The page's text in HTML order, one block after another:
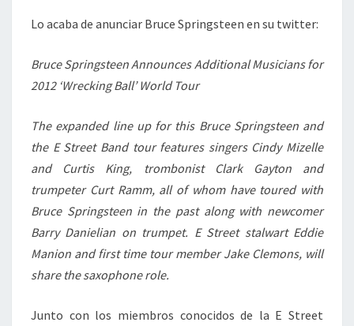
VIENTOS
LA
NUEVA
DE
BRUCE
SPRINGSTEEN
Lo acaba de anunciar Bruce Springsteen en su twitter:
Bruce Springsteen Announces Additional Musicians for
2012 ‘Wrecking Ball’ World Tour
The expanded line up for this Bruce Springsteen and
the E Street Band tour features singers Cindy Mizelle
and Curtis King, trombonist Clark Gayton and
trumpeter Curt Ramm, all of whom have toured with
Bruce Springsteen in the past along with newcomer
Barry Danielian on trumpet. E Street stalwart Eddie
Manion and first time tour member Jake Clemons, will
share the saxophone role.
Junto con los miembros conocidos de la E Street